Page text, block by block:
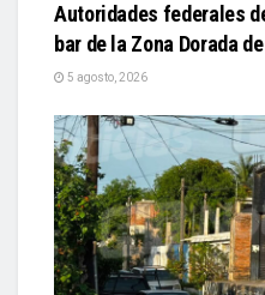
Autoridades federales
bar de la Zona Dorada
5 agosto, 2026